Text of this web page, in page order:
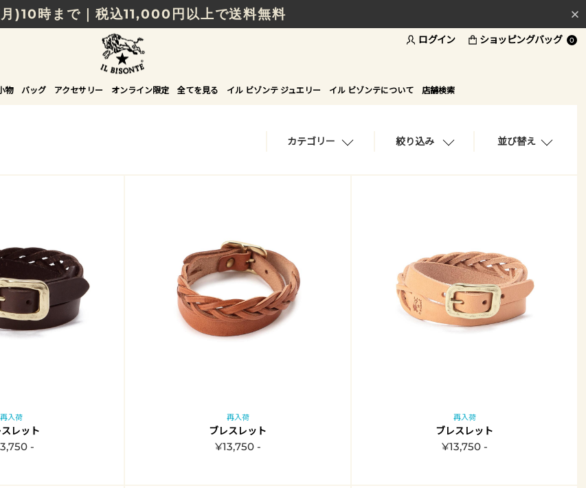
)10時まで｜税込11,000円以上で送料無料
手やシーンから選べる、新しいギフトガイド
NEW IN｜COLOR LEATHER
ログイン ショッピングバッグ 0
物 バッグ アクセサリー オンライン限定 全てを見る イル ビゾンテ ジュエリー イル ビゾンテについて 店舗検索
カテゴリー 絞り込み 並び替え
再入荷
レット
-
再入荷
ブレスレット
¥13,750 -
再入荷
ブレスレット
¥13,750 -